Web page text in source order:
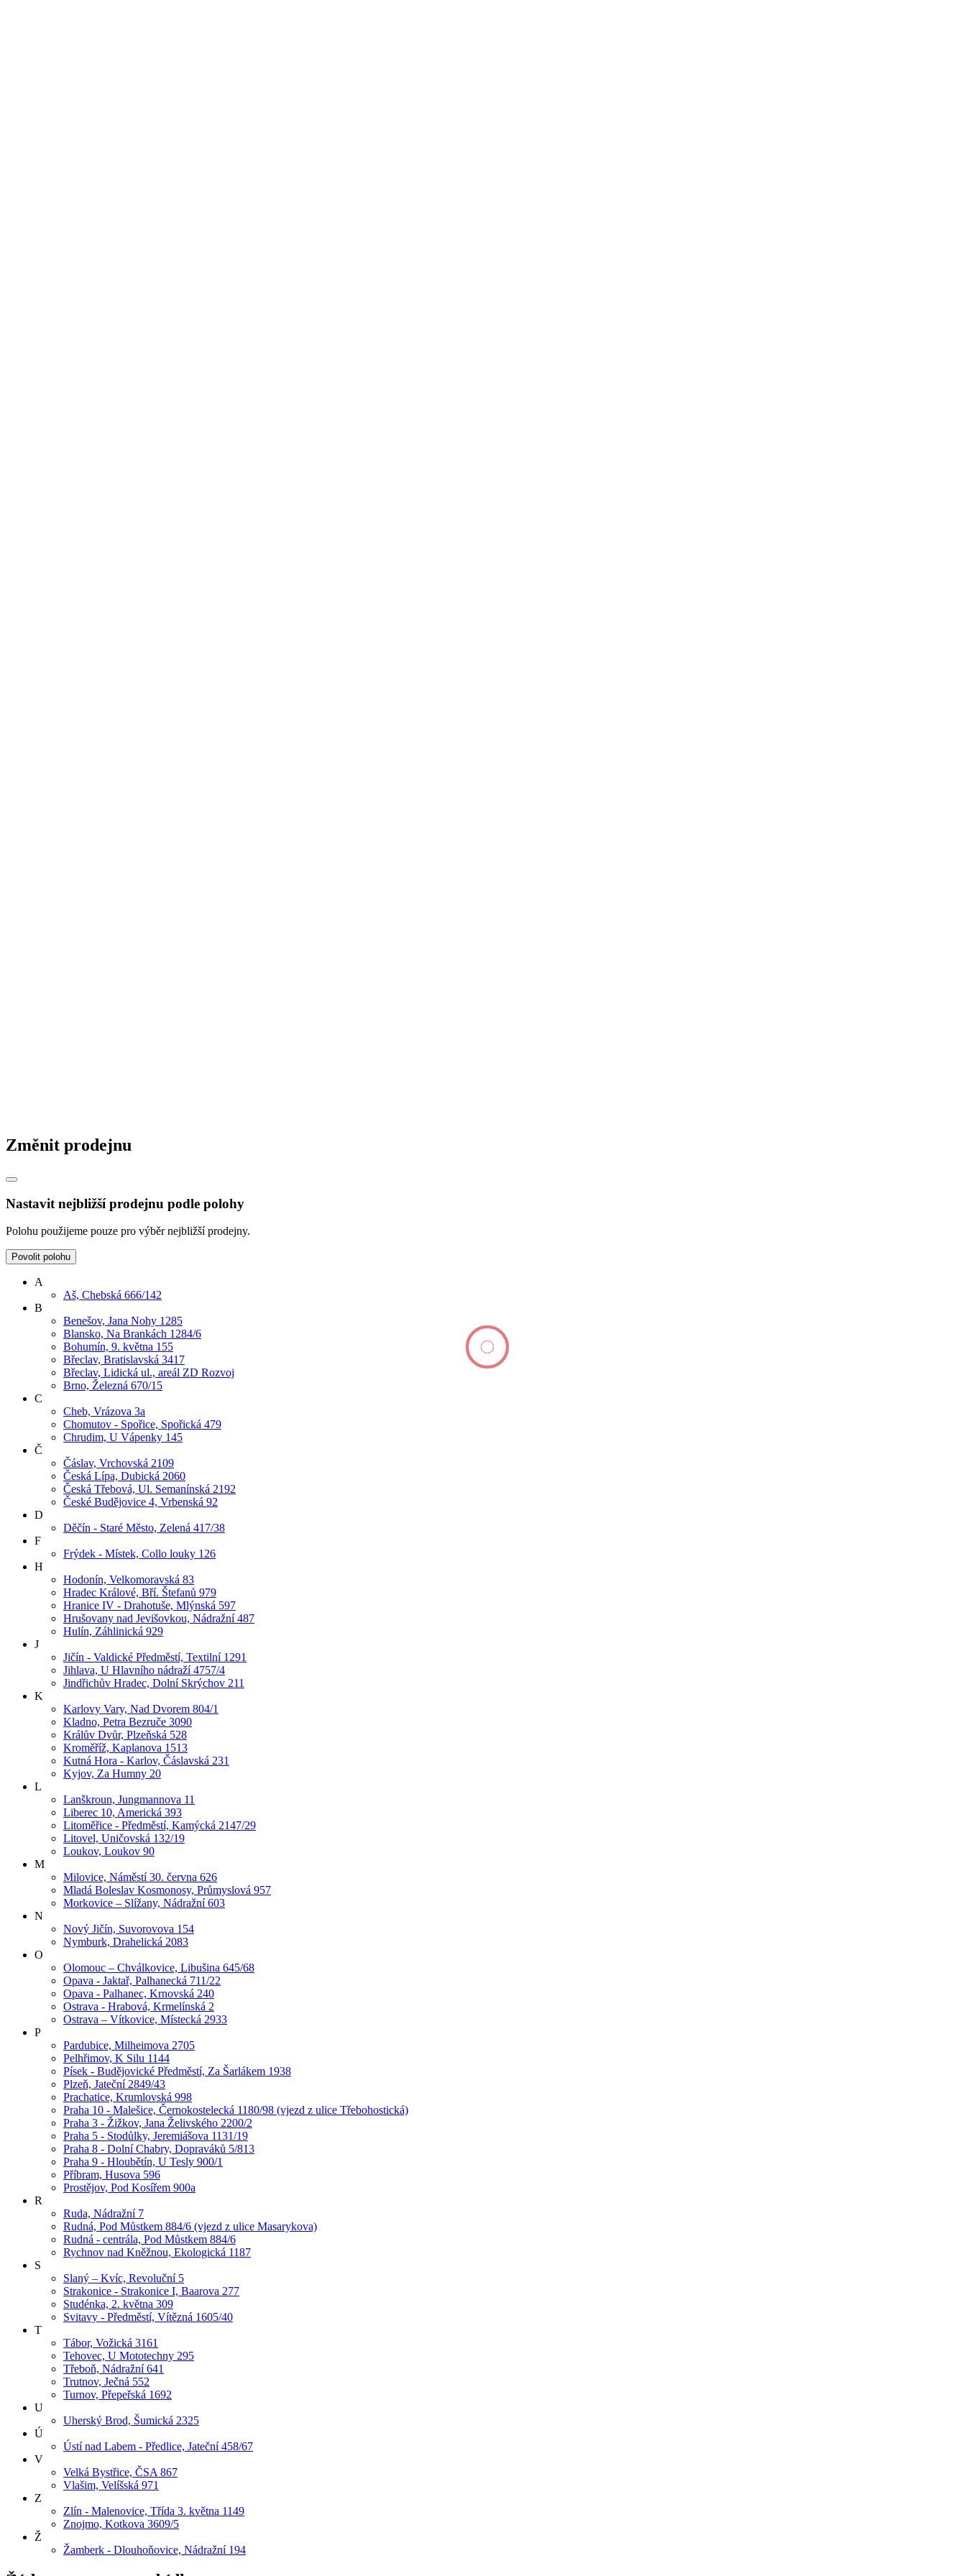
Změnit prodejnu
Nastavit nejbližší prodejnu podle polohy
Polohu použijeme pouze pro výběr nejbližší prodejny.
Povolit polohu
A
Aš, Chebská 666/142
B
Benešov, Jana Nohy 1285
Blansko, Na Brankách 1284/6
Bohumín, 9. května 155
Břeclav, Bratislavská 3417
Břeclav, Lidická ul., areál ZD Rozvoj
Brno, Železná 670/15
C
Cheb, Vrázova 3a
Chomutov - Spořice, Spořická 479
Chrudim, U Vápenky 145
Č
Čáslav, Vrchovská 2109
Česká Lípa, Dubická 2060
Česká Třebová, Ul. Semanínská 2192
České Budějovice 4, Vrbenská 92
D
Děčín - Staré Město, Zelená 417/38
F
Frýdek - Místek, Collo louky 126
H
Hodonín, Velkomoravská 83
Hradec Králové, Bří. Štefanů 979
Hranice IV - Drahotuše, Mlýnská 597
Hrušovany nad Jevišovkou, Nádražní 487
Hulín, Záhlinická 929
J
Jičín - Valdické Předměstí, Textilní 1291
Jihlava, U Hlavního nádraží 4757/4
Jindřichův Hradec, Dolní Skrýchov 211
K
Karlovy Vary, Nad Dvorem 804/1
Kladno, Petra Bezruče 3090
Králův Dvůr, Plzeňská 528
Kroměříž, Kaplanova 1513
Kutná Hora - Karlov, Čáslavská 231
Kyjov, Za Humny 20
L
Lanškroun, Jungmannova 11
Liberec 10, Americká 393
Litoměřice - Předměstí, Kamýcká 2147/29
Litovel, Uničovská 132/19
Loukov, Loukov 90
M
Milovice, Náměstí 30. června 626
Mladá Boleslav Kosmonosy, Průmyslová 957
Morkovice – Slížany, Nádražní 603
N
Nový Jičín, Suvorovova 154
Nymburk, Drahelická 2083
O
Olomouc – Chválkovice, Libušina 645/68
Opava - Jaktař, Palhanecká 711/22
Opava - Palhanec, Krnovská 240
Ostrava - Hrabová, Krmelínská 2
Ostrava – Vítkovice, Místecká 2933
P
Pardubice, Milheimova 2705
Pelhřimov, K Silu 1144
Písek - Budějovické Předměstí, Za Šarlákem 1938
Plzeň, Jateční 2849/43
Prachatice, Krumlovská 998
Praha 10 - Malešice, Černokostelecká 1180/98 (vjezd z ulice Třebohostická)
Praha 3 - Žižkov, Jana Želivského 2200/2
Praha 5 - Stodůlky, Jeremiášova 1131/19
Praha 8 - Dolní Chabry, Dopraváků 5/813
Praha 9 - Hloubětín, U Tesly 900/1
Příbram, Husova 596
Prostějov, Pod Kosířem 900a
R
Ruda, Nádražní 7
Rudná, Pod Můstkem 884/6 (vjezd z ulice Masarykova)
Rudná - centrála, Pod Můstkem 884/6
Rychnov nad Kněžnou, Ekologická 1187
S
Slaný – Kvíc, Revoluční 5
Strakonice - Strakonice I, Baarova 277
Studénka, 2. května 309
Svitavy - Předměstí, Vítězná 1605/40
T
Tábor, Vožická 3161
Tehovec, U Mototechny 295
Třeboň, Nádražní 641
Trutnov, Ječná 552
Turnov, Přepeřská 1692
U
Uherský Brod, Šumická 2325
Ú
Ústí nad Labem - Předlice, Jateční 458/67
V
Velká Bystřice, ČSA 867
Vlašim, Velíšská 971
Z
Zlín - Malenovice, Třída 3. května 1149
Znojmo, Kotkova 3609/5
Ž
Žamberk - Dlouhoňovice, Nádražní 194